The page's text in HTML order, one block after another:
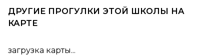
ДРУГИЕ ПРОГУЛКИ ЭТОЙ ШКОЛЫ НА
КАРТЕ
загрузка карты...